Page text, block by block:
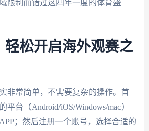
限制而错过这四年一度的体育盛
轻松开启海外观赛之
非常简单，不需要复杂的操作。首
平台（Android/iOS/Windows/mac）
；然后注册一个账号，选择合适的